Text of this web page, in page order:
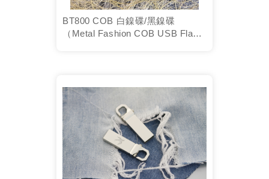
BT800 COB 白鎳碟/黑鎳碟
（Metal Fashion COB USB Flash